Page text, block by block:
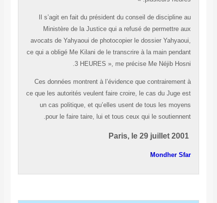
Il s’agit en fait duprésident du conseil de discipline au
Ministère de la Justice qui a refusé de permettre aux
avocats de Yahyaoui de photocopier le dossier Yahyaoui,
ce qui a obligé Me Kilani de le transcrire à la main pendant
3 HEURES », me précise Me Néjib Hosni
.
Ces données montrent à l’évidence que contrairement à
ce que les autorités veulent faire croire, le cas du Juge est
un cas politique, et qu’elles usent de tous les moyens
pour le faire taire, lui et tous ceux qui le soutiennent.
Paris, le 29 juillet 2001
Mondher Sfar